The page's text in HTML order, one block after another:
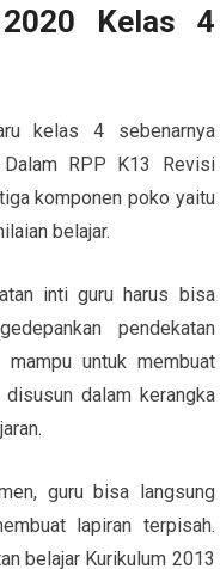
Kelas 4
kelas 4 sebenarnya
RPP K13 Revisi
komponen poko yaitu
belajar.
inti guru harus bisa
pendekatan
untuk membuat
dalam kerangka
guru bisa langsung
lapiran terpisah.
belajar Kurikulum 2013